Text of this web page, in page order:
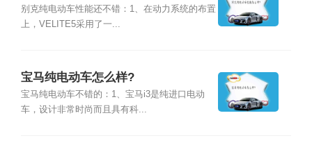
别克纯电动车性能还不错：1、在动力系统的布置
上，VELITE5采用了一...
宝马纯电动车怎么样?
宝马纯电动车不错的：1、宝马i3是纯进口电动
车，设计非常时尚而且具有科...